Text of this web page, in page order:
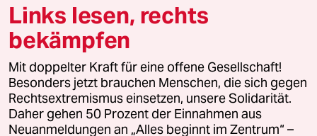
© 2026 taz Verlags und Vertriebs GmbH
Alle Rechte vorbehalten. Bei rechtlichen Fragen oder für Genehmigungen
wenden Sie sich bitte an
lizenzen@taz.de
Feedback Redaktionsstatut Kommune-Richtlinien
Links lesen, rechts
bekämpfen
Mit doppelter Kraft für eine offene Gesellschaft!
Besonders jetzt brauchen Menschen, die sich gegen
Rechtsextremismus einsetzen, unsere Solidarität.
Daher gehen 50 Prozent der Einnahmen aus
Neuanmeldungen an „Alles beginnt im Zentrum“ –